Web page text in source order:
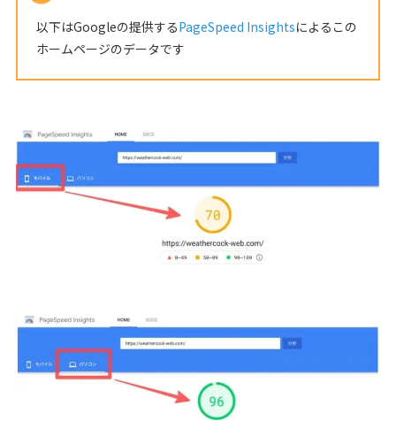
以下はGoogleの提供するPageSpeed Insightsによるこの
ホームページのデータです